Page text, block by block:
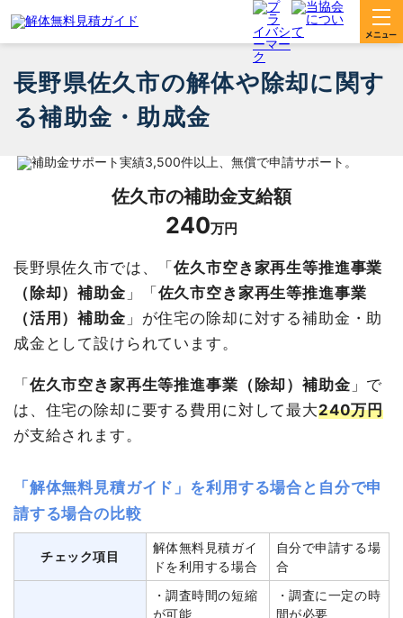
長野県佐久市の解体や除却に関す
る補助金・助成金
佐久市の補助金支給額
240万円
長野県佐久市では、「佐久市空き家再生等推進事業
（除却）補助金 」「佐久市空き家再生等推進事業
（活用）補助金 」が住宅の除却に対する補助金・助
成金として設けられています。
「佐久市空き家再生等推進事業（除却）補助金 」で
は、住宅の除却に要する費用に対して最大240万円
が支給されます。
「解体無料見積ガイド」を利用する場合と自分で申
請する場合の比較
チェック項目
解体無料見積ガイ
ドを利用する場合
自分で申請する場
合
・調査時間の短縮
が可能
・調査に一定の時
間が必要